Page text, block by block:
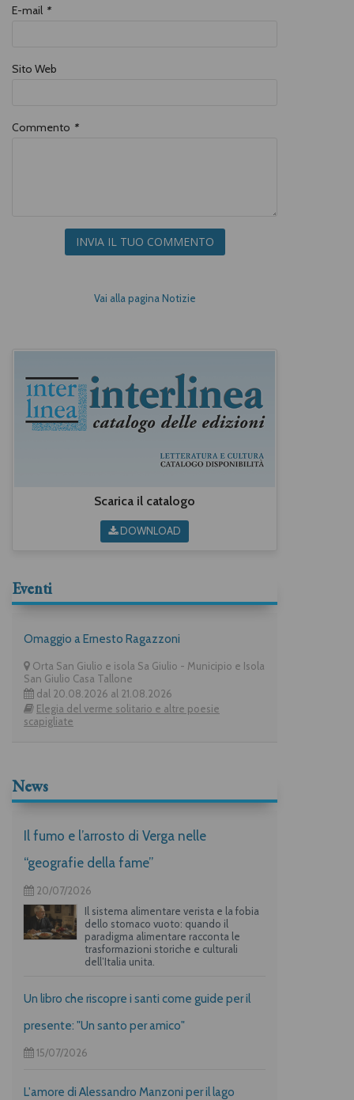
E-mail *
Sito Web
Commento *
INVIA IL TUO COMMENTO
Vai alla pagina Notizie
Scarica il catalogo
DOWNLOAD
Eventi
Omaggio a Ernesto Ragazzoni
Orta San Giulio e isola Sa Giulio - Municipio e Isola
San Giulio Casa Tallone
dal 20.08.2026 al 21.08.2026
Elegia del verme solitario e altre poesie
scapigliate
News
Il fumo e l’arrosto di Verga nelle
“geografie della fame”
20/07/2026
Il sistema alimentare verista e la fobia
dello stomaco vuoto: quando il
paradigma alimentare racconta le
trasformazioni storiche e culturali
dell’Italia unita.
Un libro che riscopre i santi come guide per il
presente: "Un santo per amico"
15/07/2026
L'amore di Alessandro Manzoni per il lago